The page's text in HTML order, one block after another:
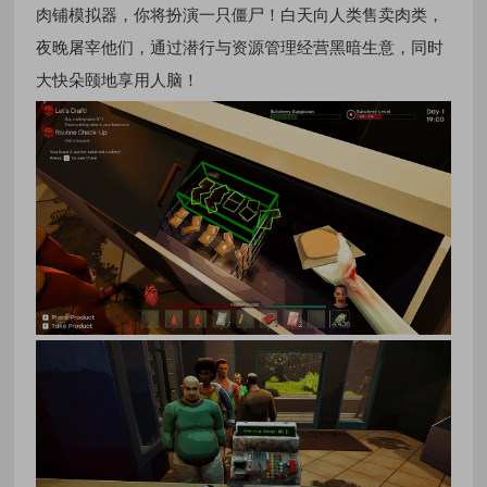
肉铺模拟器，你将扮演一只僵尸！白天向人类售卖肉类，
夜晚屠宰他们，通过潜行与资源管理经营黑暗生意，同时
大快朵颐地享用人脑！